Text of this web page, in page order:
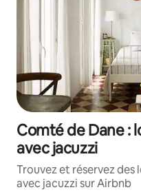
Comté de Dane :
avec jacuzzi
Trouvez et réservez des
avec jacuzzi sur Airbnb